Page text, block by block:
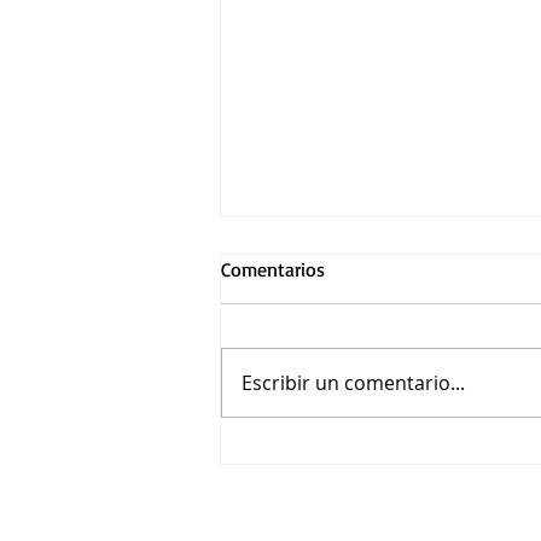
Comentarios
Escribir un comentario...